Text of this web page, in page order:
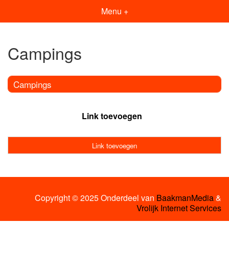
Menu +
Campings
Campings
Link toevoegen
Link toevoegen
Copyright © 2025 Onderdeel van BaakmanMedia&
Vrolijk Internet Services